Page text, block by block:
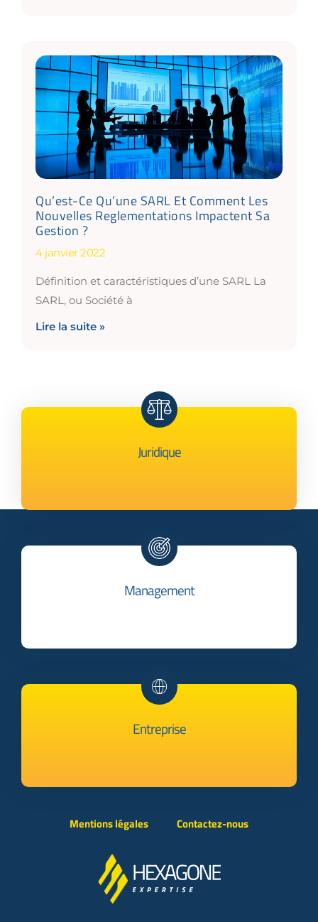
Qu’est-Ce Qu’une SARL Et Comment Les
Nouvelles Reglementations Impactent Sa
Gestion ?
4 janvier 2022
Définition et caractéristiques d’une SARL La
SARL, ou Société à
Lire la suite »
Juridique
Management
Entreprise
Mentions légales Contactez-nous